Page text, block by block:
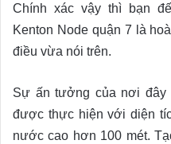
Chính xác vậy thì bạn
Kenton Node quận 7 là
điều vừa nói trên.
Sự ấn tưởng của nơi đây
được thực hiện với diện
nước cao hơn 100 mét.